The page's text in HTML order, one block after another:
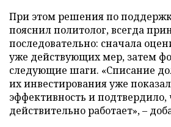
При этом решения по
пояснил политолог, всегда
последовательно: сначала
уже действующих мер, затем
следующие шаги. «Списание
их инвестирования уже
эффективность и
действительно работает», –